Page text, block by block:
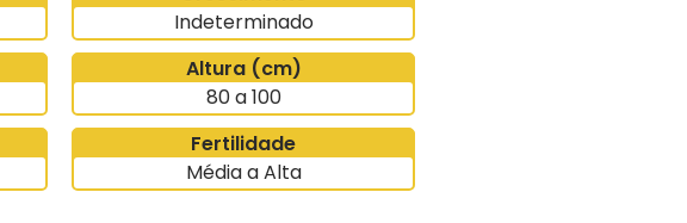
Indeterminado
Altura (cm)
80 a 100
Fertilidade
Média a Alta